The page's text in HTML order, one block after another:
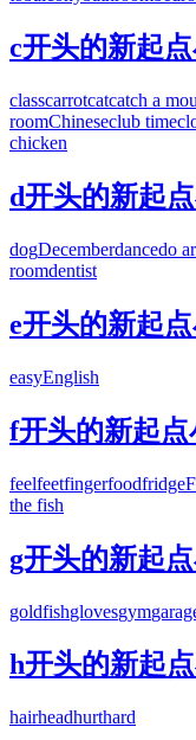
c开头的新起
classcarrotcatcatch a
roomChineseclub time
chicken
d开头的新起
dogDecemberdancedo
roomdentist
e开头的新起
easyEnglish
f开头的新起点
feelfeetfingerfoodfridge
the fish
g开头的新起
goldfishglovesgym
h开头的新起
hairheadhurthard